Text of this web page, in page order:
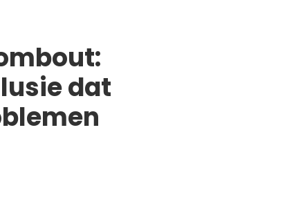
dat